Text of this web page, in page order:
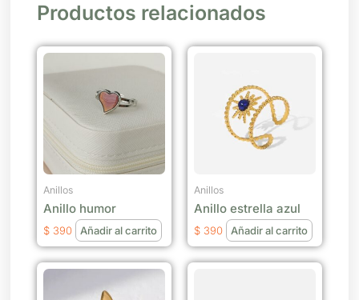
Productos relacionados
Anillos
Anillo humor
$ 390 Añadir al carrito
Anillos
Anillo estrella azul
$ 390 Añadir al carrito
Este
producto